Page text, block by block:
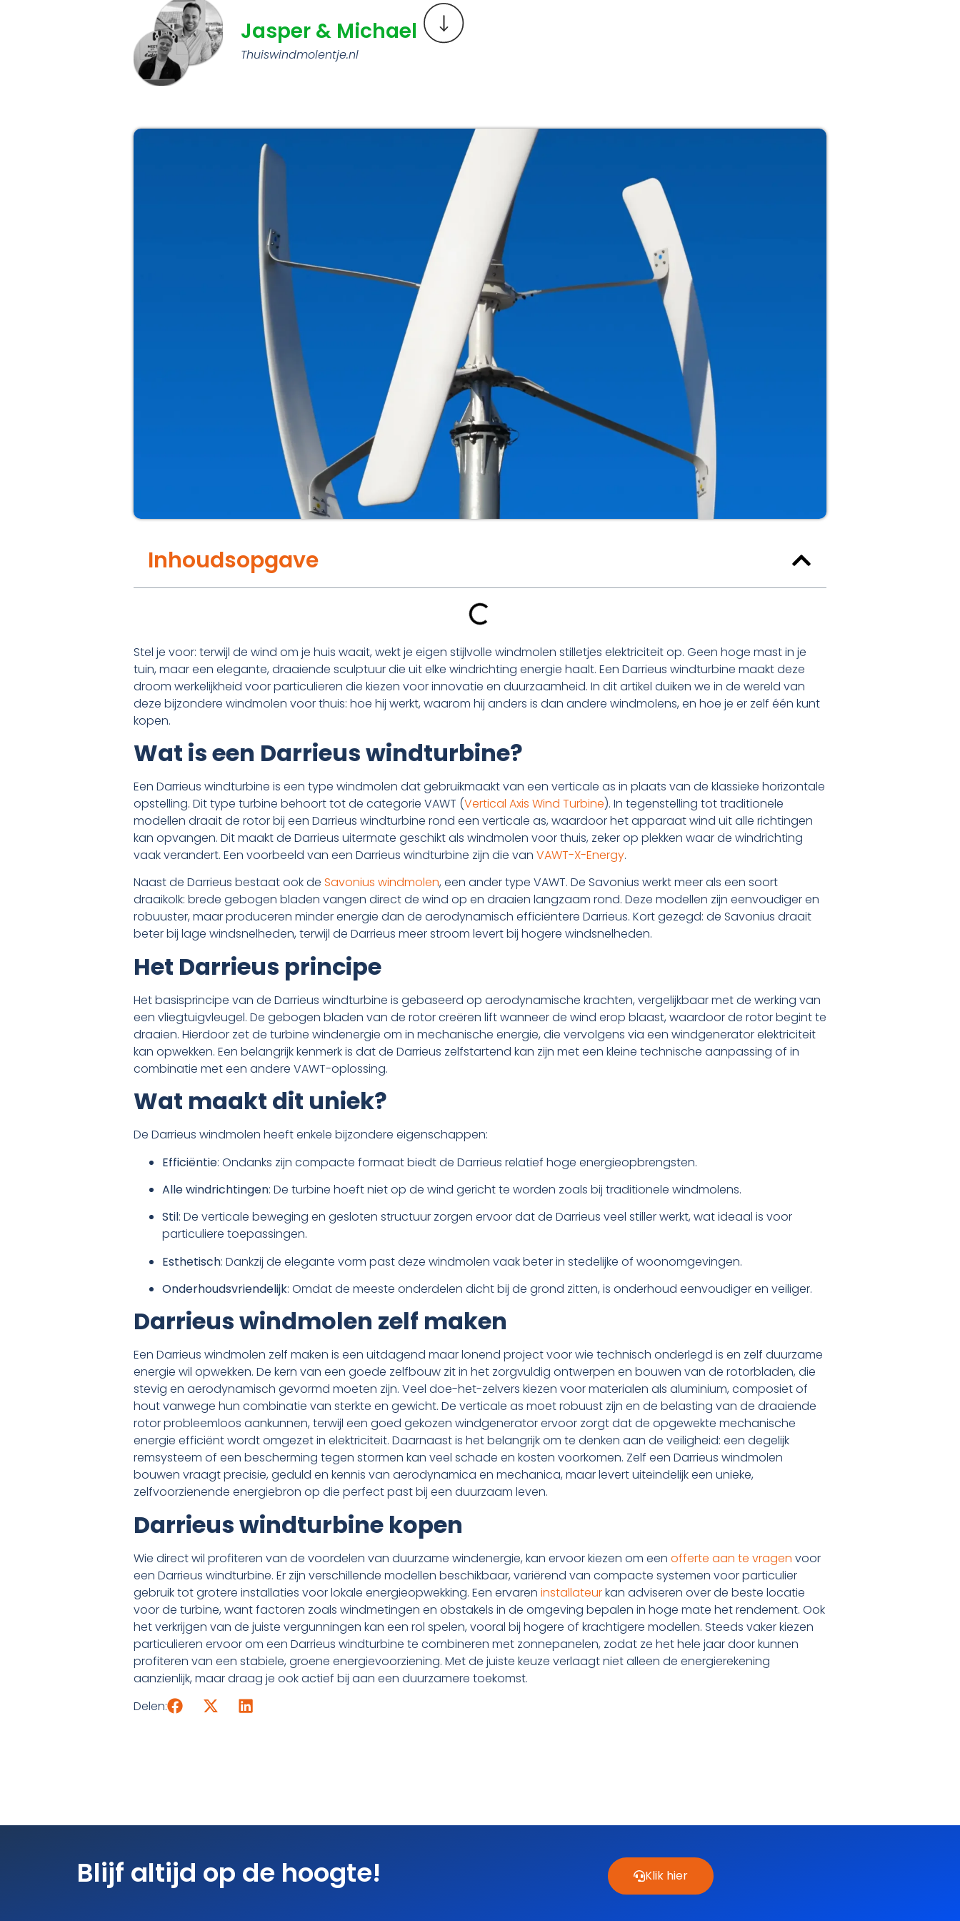
Jasper & Michael
Thuiswindmolentje.nl
Inhoudsopgave
Stel je voor: terwijl de wind om je huis waait, wekt je eigen stijlvolle windmolen stilletjes elektriciteit op. Geen hoge mast in je
tuin, maar een elegante, draaiende sculptuur die uit elke windrichting energie haalt. Een Darrieus windturbine maakt deze
droom werkelijkheid voor particulieren die kiezen voor innovatie en duurzaamheid. In dit artikel duiken we in de wereld van
deze bijzondere windmolen voor thuis: hoe hij werkt, waarom hij anders is dan andere windmolens, en hoe je er zelf één kunt
kopen.
Wat is een Darrieus windturbine?
Een Darrieus windturbine is een type windmolen dat gebruikmaakt van een verticale as in plaats van de klassieke horizontale
opstelling. Dit type turbine behoort tot de categorie VAWT (Vertical Axis Wind Turbine). In tegenstelling tot traditionele
modellen draait de rotor bij een Darrieus windturbine rond een verticale as, waardoor het apparaat wind uit alle richtingen
kan opvangen. Dit maakt de Darrieus uitermate geschikt als windmolen voor thuis, zeker op plekken waar de windrichting
vaak verandert. Een voorbeeld van een Darrieus windturbine zijn die van VAWT-X-Energy.
Naast de Darrieus bestaat ook de Savonius windmolen, een ander type VAWT. De Savonius werkt meer als een soort
draaikolk: brede gebogen bladen vangen direct de wind op en draaien langzaam rond. Deze modellen zijn eenvoudiger en
robuuster, maar produceren minder energie dan de aerodynamisch efficiëntere Darrieus. Kort gezegd: de Savonius draait
beter bij lage windsnelheden, terwijl de Darrieus meer stroom levert bij hogere windsnelheden.
Het Darrieus principe
Het basisprincipe van de Darrieus windturbine is gebaseerd op aerodynamische krachten, vergelijkbaar met de werking van
een vliegtuigvleugel. De gebogen bladen van de rotor creëren lift wanneer de wind erop blaast, waardoor de rotor begint te
draaien. Hierdoor zet de turbine windenergie om in mechanische energie, die vervolgens via een windgenerator elektriciteit
kan opwekken. Een belangrijk kenmerk is dat de Darrieus zelfstartend kan zijn met een kleine technische aanpassing of in
combinatie met een andere VAWT-oplossing.
Wat maakt dit uniek?
De Darrieus windmolen heeft enkele bijzondere eigenschappen:
Efficiëntie: Ondanks zijn compacte formaat biedt de Darrieus relatief hoge energieopbrengsten.
Alle windrichtingen: De turbine hoeft niet op de wind gericht te worden zoals bij traditionele windmolens.
Stil: De verticale beweging en gesloten structuur zorgen ervoor dat de Darrieus veel stiller werkt, wat ideaal is voor
particuliere toepassingen.
Esthetisch: Dankzij de elegante vorm past deze windmolen vaak beter in stedelijke of woonomgevingen.
Onderhoudsvriendelijk: Omdat de meeste onderdelen dicht bij de grond zitten, is onderhoud eenvoudiger en veiliger.
Darrieus windmolen zelf maken
Een Darrieus windmolen zelf maken is een uitdagend maar lonend project voor wie technisch onderlegd is en zelf duurzame
energie wil opwekken. De kern van een goede zelfbouw zit in het zorgvuldig ontwerpen en bouwen van de rotorbladen, die
stevig en aerodynamisch gevormd moeten zijn. Veel doe-het-zelvers kiezen voor materialen als aluminium, composiet of
hout vanwege hun combinatie van sterkte en gewicht. De verticale as moet robuust zijn en de belasting van de draaiende
rotor probleemloos aankunnen, terwijl een goed gekozen windgenerator ervoor zorgt dat de opgewekte mechanische
energie efficiënt wordt omgezet in elektriciteit. Daarnaast is het belangrijk om te denken aan de veiligheid: een degelijk
remsysteem of een bescherming tegen stormen kan veel schade en kosten voorkomen. Zelf een Darrieus windmolen
bouwen vraagt precisie, geduld en kennis van aerodynamica en mechanica, maar levert uiteindelijk een unieke,
zelfvoorzienende energiebron op die perfect past bij een duurzaam leven.
Darrieus windturbine kopen
Wie direct wil profiteren van de voordelen van duurzame windenergie, kan ervoor kiezen om een offerte aan te vragen voor
een Darrieus windturbine. Er zijn verschillende modellen beschikbaar, variërend van compacte systemen voor particulier
gebruik tot grotere installaties voor lokale energieopwekking. Een ervaren installateurkan adviseren over de beste locatie
voor de turbine, want factoren zoals windmetingen en obstakels in de omgeving bepalen in hoge mate het rendement. Ook
het verkrijgen van de juiste vergunningen kan een rol spelen, vooral bij hogere of krachtigere modellen. Steeds vaker kiezen
particulieren ervoor om een Darrieus windturbine te combineren met zonnepanelen, zodat ze het hele jaar door kunnen
profiteren van een stabiele, groene energievoorziening. Met de juiste keuze verlaagt niet alleen de energierekening
aanzienlijk, maar draag je ook actief bij aan een duurzamere toekomst.
Delen:
Blijf altijd op de hoogte! Klik hier